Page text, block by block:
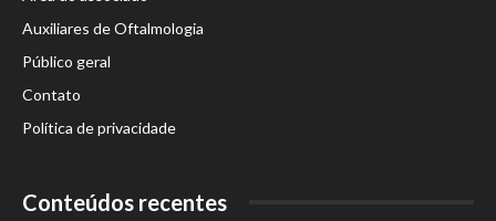
Auxiliares de Oftalmologia
Público geral
Contato
Política de privacidade
Conteúdos recentes